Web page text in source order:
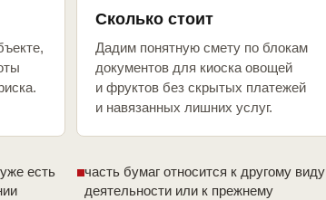
Сколько стоит
Дадим понятную смету по блокам
документов для киоска овощей
и фруктов без скрытых платежей
и навязанных лишних услуг.
есть
часть бумаг относится к другому виду
деятельности или к прежнему